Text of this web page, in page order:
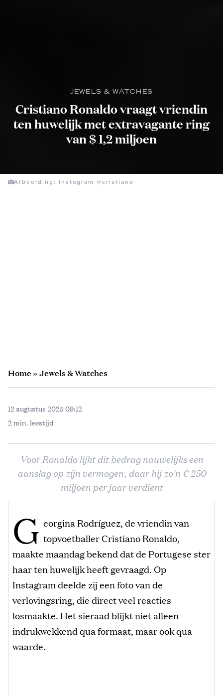
JEWELS & WATCHES
Cristiano Ronaldo vraagt vriendin
ten huwelijk met extravagante ring
van $ 1,2 miljoen
Afbeelding: Instagram @cristiano
Home»Jewels & Watches
12 augustus 2025 09:12
2 min. leestijd
Voor Ronaldo lijkt dit bedrag nauwelijks een
aanslag op zijn vermogen, daar hij zo'n € 250
miljoen per jaar verdient
G eorgina Rodríguez, de vriendin van
topvoetballer Cristiano Ronaldo,
maakte maandag bekend dat de Portugese ster
haar ten huwelijk heeft gevraagd. Op
Instagram deelde zij een foto van de
verlovingsring, die direct veel reacties
losmaakte. Het sieraad blijkt niet alleen
indrukwekkend qua formaat, maar ook qua
waarde.